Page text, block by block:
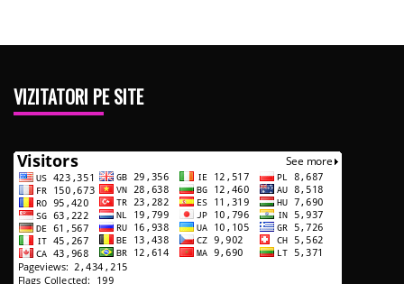
VIZITATORI PE SITE